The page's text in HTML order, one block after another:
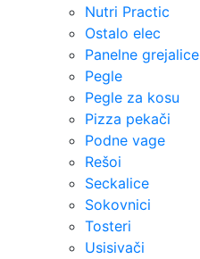
Nutri Practic
Ostalo elec
Panelne grejalice
Pegle
Pegle za kosu
Pizza pekači
Podne vage
Rešoi
Seckalice
Sokovnici
Tosteri
Usisivači